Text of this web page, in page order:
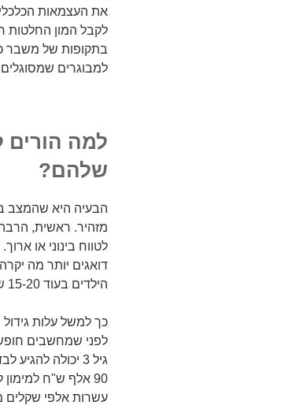
את העצמאות
לקבל המון החלטות
בתקופות של משבר
למבוגרים
למה הורים
שלהם?
הבעיה היא שהמצב
מזהיר. ראשית,
לטווח בינוני או
דואגים יותר מה
הילדים בעוד 15-20 שנה.
לפני שמחשבים
90 אלף ש"ח
עשרות אלפי שקלים